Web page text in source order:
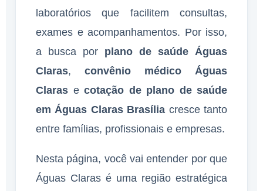
laboratórios que facilitem consultas,
exames e acompanhamentos. Por isso,
a busca por plano de saúde Águas
Claras, convênio médico Águas
Claras e cotação de plano de saúde
em Águas Claras Brasília cresce tanto
entre famílias, profissionais e empresas.
Nesta página, você vai entender por que
Águas Claras é uma região estratégica